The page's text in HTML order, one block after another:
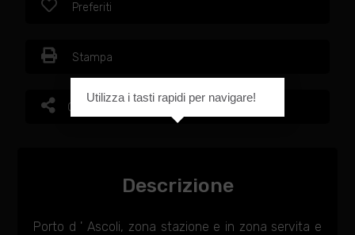
Preferiti
Stampa
Condividi
Descrizione
Porto d ' Ascoli, zona stazione e in zona servita e
Utilizza i tasti rapidi per navigare!